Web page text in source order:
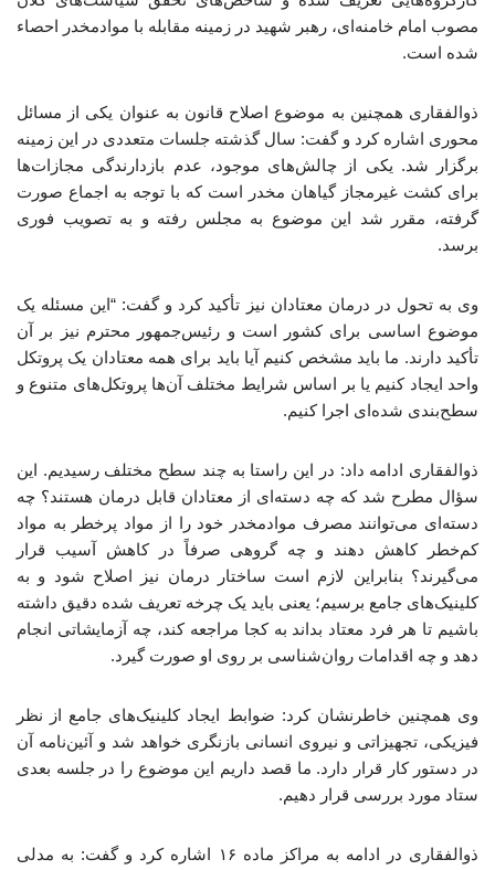
مصوب امام خامنه‌ای، رهبر شهید در زمینه مقابله با موادمخدر احصاء
شده است.
ذوالفقاری همچنین به موضوع اصلاح قانون به عنوان یکی از مسائل
محوری اشاره کرد و گفت: سال گذشته جلسات متعددی در این زمینه
برگزار شد. یکی از چالش‌های موجود، عدم بازدارندگی مجازات‌ها
برای کشت غیرمجاز گیاهان مخدر است که با توجه به اجماع صورت
گرفته، مقرر شد این موضوع به مجلس رفته و به تصویب فوری
برسد.
وی به تحول در درمان معتادان نیز تأکید کرد و گفت: “این مسئله یک
موضوع اساسی برای کشور است و رئیس‌جمهور محترم نیز بر آن
تأکید دارند. ما باید مشخص کنیم آیا باید برای همه معتادان یک پروتکل
واحد ایجاد کنیم یا بر اساس شرایط مختلف آن‌ها پروتکل‌های متنوع و
سطح‌بندی شده‌ای اجرا کنیم.
ذوالفقاری ادامه داد: در این راستا به چند سطح مختلف رسیدیم. این
سؤال مطرح شد که چه دسته‌ای از معتادان قابل درمان هستند؟ چه
دسته‌ای می‌توانند مصرف موادمخدر خود را از مواد پرخطر به مواد
کم‌خطر کاهش دهند و چه گروهی صرفاً در کاهش آسیب قرار
می‌گیرند؟ بنابراین لازم است ساختار درمان نیز اصلاح شود و به
کلینیک‌های جامع برسیم؛ یعنی باید یک چرخه تعریف شده دقیق داشته
باشیم تا هر فرد معتاد بداند به کجا مراجعه کند، چه آزمایشاتی انجام
دهد و چه اقدامات روان‌شناسی بر روی او صورت گیرد.
وی همچنین خاطرنشان کرد: ضوابط ایجاد کلینیک‌های جامع از نظر
فیزیکی، تجهیزاتی و نیروی انسانی بازنگری خواهد شد و آئین‌نامه آن
در دستور کار قرار دارد. ما قصد داریم این موضوع را در جلسه بعدی
ستاد مورد بررسی قرار دهیم.
ذوالفقاری در ادامه به مراکز ماده ۱۶ اشاره کرد و گفت: به مدلی